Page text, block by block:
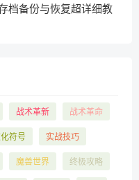
档备份与恢复超详细教
战术革新 战术革命
符号 实战技巧
魔兽世界 终极攻略